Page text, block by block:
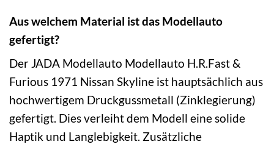
Aus welchem Material ist das Modellauto
gefertigt?
Der JADA Modellauto Modellauto H.R.Fast &
Furious 1971 Nissan Skyline ist hauptsächlich aus
hochwertigem Druckgussmetall (Zinklegierung)
gefertigt. Dies verleiht dem Modell eine solide
Haptik und Langlebigkeit. Zusätzliche